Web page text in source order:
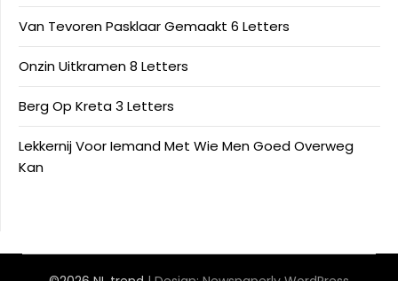
Van Tevoren Pasklaar Gemaakt 6 Letters
Onzin Uitkramen 8 Letters
Berg Op Kreta 3 Letters
Lekkernij Voor Iemand Met Wie Men Goed Overweg
Kan